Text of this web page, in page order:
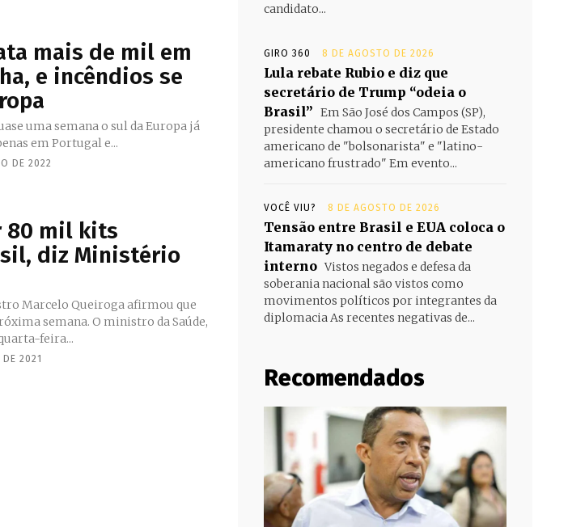
mais de mil em
e incêndios se
uma semana o sul da Europa já
em Portugal e...
DE 2022
80 mil kits
diz Ministério
Marcelo Queiroga afirmou que
O ministro da Saúde,
feira...
2021
candidato...
GIRO 360 8 DE AGOSTO DE 2026
Lula rebate Rubio e diz que
secretário de Trump “odeia o
Brasil” Em São José dos Campos (SP),
presidente chamou o secretário de Estado
americano de "bolsonarista" e "latino-
americano frustrado" Em evento...
VOCÊ VIU? 8 DE AGOSTO DE 2026
Tensão entre Brasil e EUA coloca o
Itamaraty no centro de debate
interno Vistos negados e defesa da
soberania nacional são vistos como
movimentos políticos por integrantes da
diplomacia As recentes negativas de...
Recomendados